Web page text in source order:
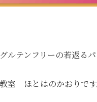
ルテンフリーの若返るパ
室 ほとはのかおりです